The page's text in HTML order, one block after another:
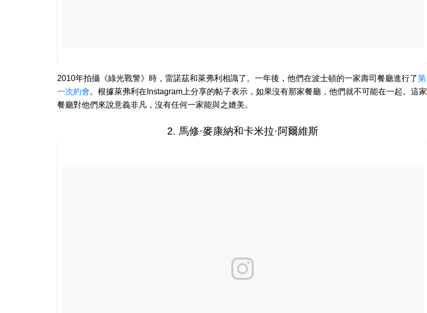
2010年拍攝《綠光戰警》時，雷諾茲和萊弗利相識了。一年後，他們在波士頓的一家壽司餐廳進行了第
一次約會。根據萊弗利在Instagram上分享的帖子表示，如果沒有那家餐廳，他們就不可能在一起。這家
餐廳對他們來說意義非凡，沒有任何一家能與之媲美。
2. 馬修·麥康納和卡米拉·阿爾維斯